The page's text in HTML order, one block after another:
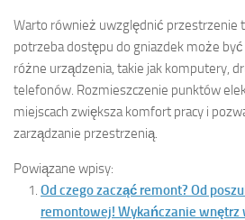
Warto również uwzględnić przestrzenie
potrzeba dostępu do gniazdek może
różne urządzenia, takie jak komputery,
telefonów. Rozmieszczenie punktów
miejscach zwiększa komfort pracy i
zarządzanie przestrzenią.
Powiązane wpisy:
Od czego zacząć remont? Od
remontowej! Wykańczanie wnętrz